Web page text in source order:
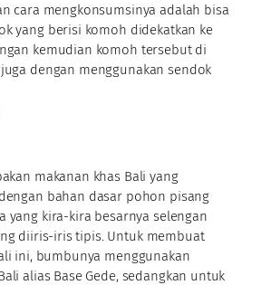
cara mengkonsumsinya adalah bisa
yang berisi komoh didekatkan ke
kemudian komoh tersebut di
dengan menggunakan sendok
makanan khas Bali yang
bahan dasar pohon pisang
yang kira-kira besarnya selengan
diiris-iris tipis. Untuk membuat
ini, bumbunya menggunakan
alias Base Gede, sedangkan untuk